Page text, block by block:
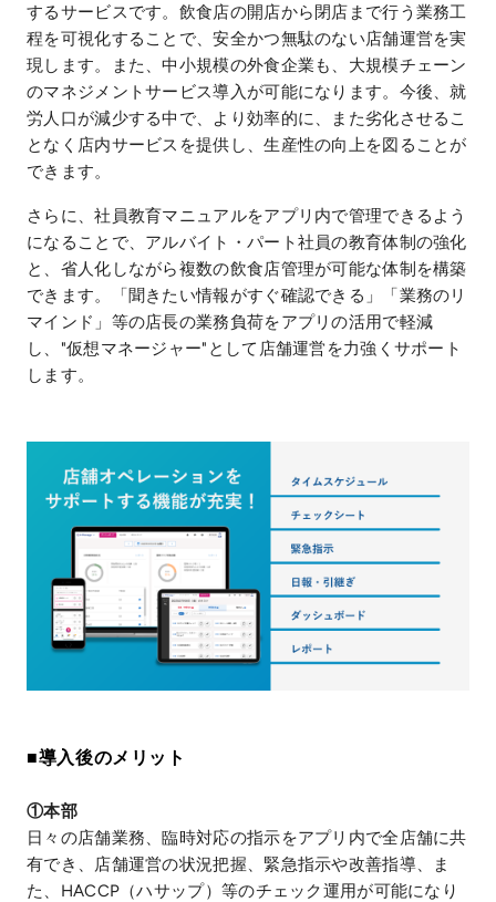
するサービスです。飲食店の開店から閉店まで行う業務工
程を可視化することで、安全かつ無駄のない店舗運営を実
現します。また、中小規模の外食企業も、大規模チェーン
のマネジメントサービス導入が可能になります。今後、就
労人口が減少する中で、より効率的に、また劣化させるこ
となく店内サービスを提供し、生産性の向上を図ることが
できます。
さらに、社員教育マニュアルをアプリ内で管理できるよう
になることで、アルバイト・パート社員の教育体制の強化
と、省人化しながら複数の飲食店管理が可能な体制を構築
できます。「聞きたい情報がすぐ確認できる」「業務のリ
マインド」等の店長の業務負荷をアプリの活用で軽減
し、"仮想マネージャー"として店舗運営を力強くサポート
します。
■導入後のメリット
①本部
日々の店舗業務、臨時対応の指示をアプリ内で全店舗に共
有でき、店舗運営の状況把握、緊急指示や改善指導、ま
た、HACCP（ハサップ）等のチェック運用が可能になり